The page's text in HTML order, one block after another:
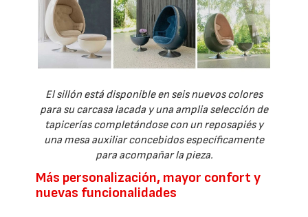
El sillón está disponible en seis nuevos colores
para su carcasa lacada y una amplia selección de
tapicerías completándose con un reposapiés y
una mesa auxiliar concebidos específicamente
para acompañar la pieza.
Más personalización, mayor confort y
nuevas funcionalidades